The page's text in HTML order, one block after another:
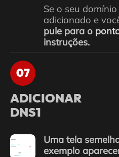
Se o seu
adicionado e
pule para o
instruções.
07
ADICIONAR
DNS1
Uma tela
exemplo